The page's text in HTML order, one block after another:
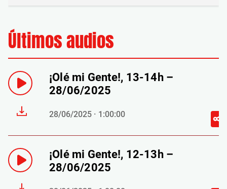
Últimos audios
¡Olé mi Gente!, 13-14h –
28/06/2025
28/06/2025 · 1:00:00
¡Olé mi Gente!, 12-13h –
28/06/2025